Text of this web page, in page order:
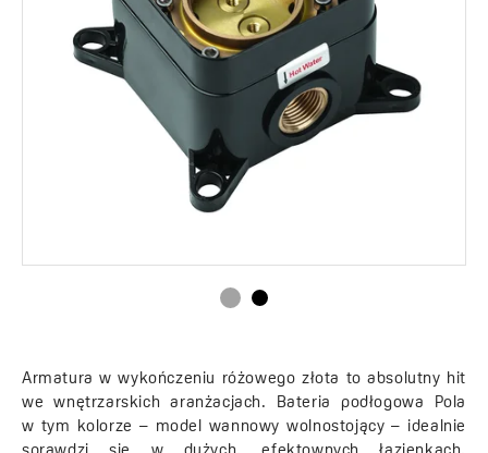
Armatura w wykończeniu różowego złota to absolutny hit
we wnętrzarskich aranżacjach. Bateria podłogowa Pola
w tym kolorze – model wannowy wolnostojący – idealnie